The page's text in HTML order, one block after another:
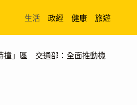
生活 政經 健康 旅遊
撞」區 交通部：全面推動機